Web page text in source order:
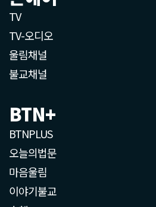
TV
TV-오디오
울림채널
불교채널
BTN+
BTNPLUS
오늘의법문
마음울림
이야기불교